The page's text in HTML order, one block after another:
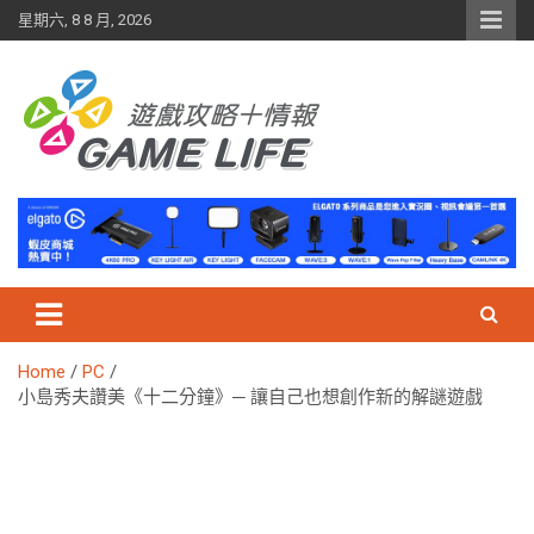
Skip
to
星期六, 8 8 月, 2026
Home
PC
小島秀夫讚美《十二分鐘》─ 讓自己也想創作新的解謎遊戲